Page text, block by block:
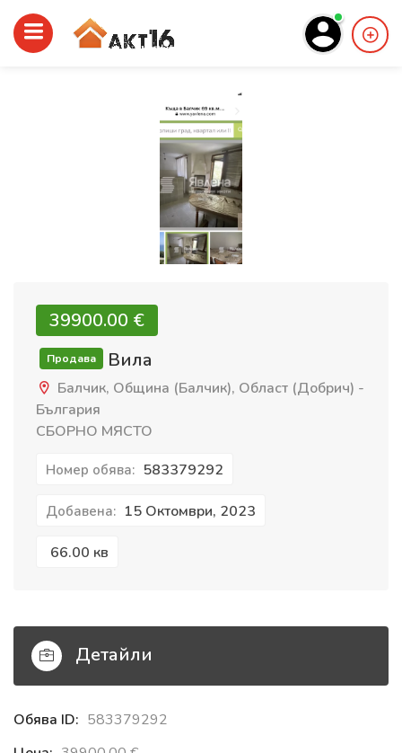
39900.00 €‎
Продава Вила
Балчик, Община (Балчик), Област (Добрич) -
България
СБОРНО МЯСТО
Номер обява: 583379292
Добавена: 15 Октомври, 2023
66.00 кв
Детайли
Обява ID: 583379292